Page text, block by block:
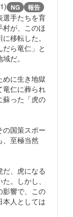
NG 報告
選手たちを育
村が、このほ
移転した。
ら竜仁」と
だ。
めに生き地獄
竜仁に葬られ
蘇った「虎の
の国策スポー
、至極当然
、虎になる
。しかし、
影響で、この
本人としては